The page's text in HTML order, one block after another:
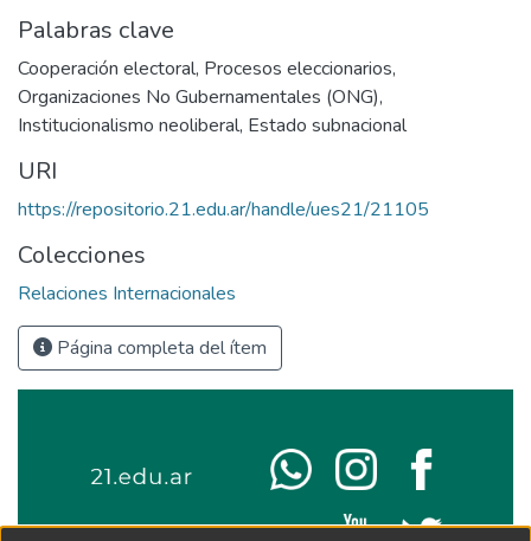
Palabras clave
Cooperación electoral, Procesos eleccionarios,
Organizaciones No Gubernamentales (ONG),
Institucionalismo neoliberal, Estado subnacional
URI
https://repositorio.21.edu.ar/handle/ues21/21105
Colecciones
Relaciones Internacionales
Página completa del ítem